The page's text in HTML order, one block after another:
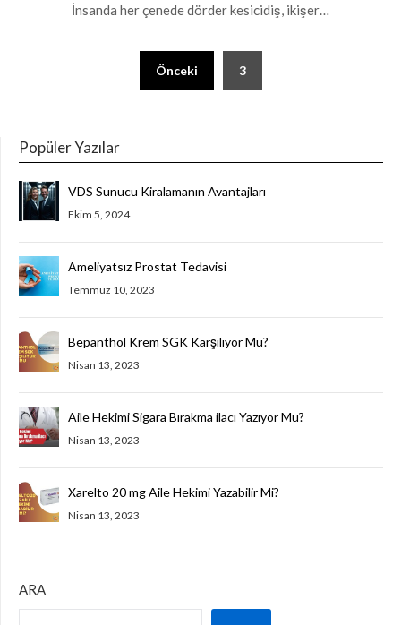
İnsanda her çenede dörder kesicidiş, ikişer…
Önceki 3
Popüler Yazılar
VDS Sunucu Kiralamanın Avantajları
Ekim 5, 2024
Ameliyatsız Prostat Tedavisi
Temmuz 10, 2023
Bepanthol Krem SGK Karşılıyor Mu?
Nisan 13, 2023
Aile Hekimi Sigara Bırakma ilacı Yazıyor Mu?
Nisan 13, 2023
Xarelto 20 mg Aile Hekimi Yazabilir Mi?
Nisan 13, 2023
ARA